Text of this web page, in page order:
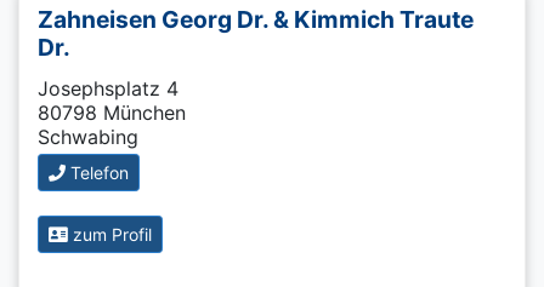
Zahneisen Georg Dr. & Kimmich Traute
Dr.
Josephsplatz 4
80798 München
Schwabing
Telefon
zum Profil